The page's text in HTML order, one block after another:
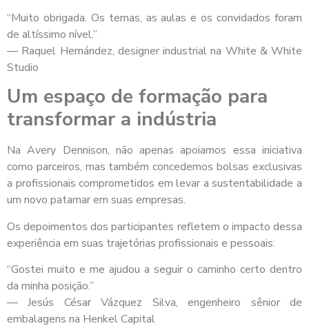
“Muito obrigada. Os temas, as aulas e os convidados foram
de altíssimo nível.”
— Raquel Hernández, designer industrial na White & White
Studio
Um espaço de formação para
transformar a indústria
Na Avery Dennison, não apenas apoiamos essa iniciativa
como parceiros, mas também concedemos bolsas exclusivas
a profissionais comprometidos em levar a sustentabilidade a
um novo patamar em suas empresas.
Os depoimentos dos participantes refletem o impacto dessa
experiência em suas trajetórias profissionais e pessoais:
“Gostei muito e me ajudou a seguir o caminho certo dentro
da minha posição.”
— Jesús César Vázquez Silva, engenheiro sênior de
embalagens na Henkel Capital